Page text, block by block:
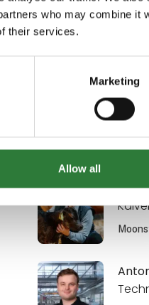
who may combine it
their services.
Marketing
Allow all
RN